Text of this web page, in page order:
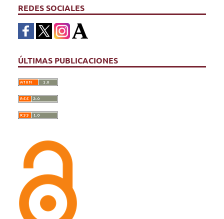
REDES SOCIALES
ÚLTIMAS PUBLICACIONES